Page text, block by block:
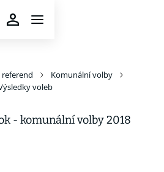
Komunální volby
voleb